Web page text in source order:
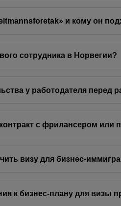
и кому он
сотрудника в Норвегии?
у работодателя перед
с фрилансером или
визу для бизнес-
к бизнес-плану для визы